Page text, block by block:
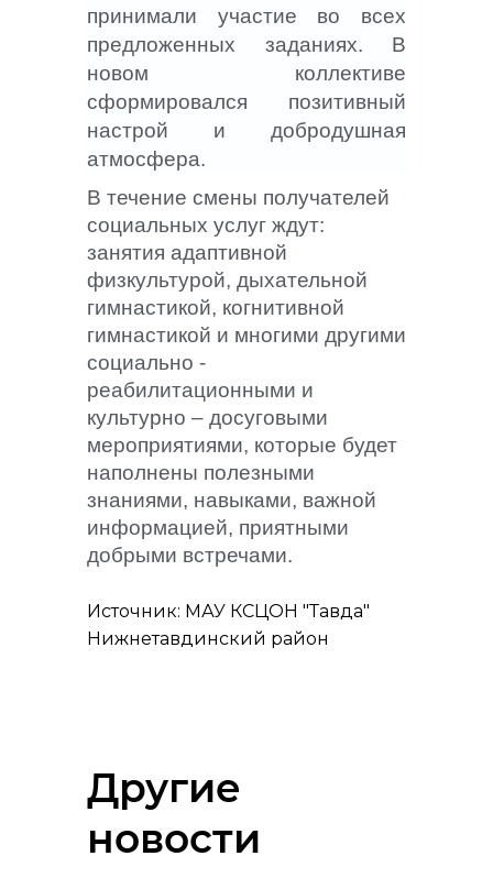
принимали участие во всех
предложенных заданиях. В
новом коллективе
сформировался позитивный
настрой и добродушная
атмосфера.
В течение смены получателей
социальных услуг ждут:
занятия адаптивной
физкультурой, дыхательной
гимнастикой, когнитивной
гимнастикой и многими другими
социально -
реабилитационными и
культурно – досуговыми
мероприятиями, которые будет
наполнены полезными
знаниями, навыками, важной
информацией, приятными
добрыми встречами.
Источник: МАУ КСЦОН "Тавда"
Нижнетавдинский район
Другие
новости